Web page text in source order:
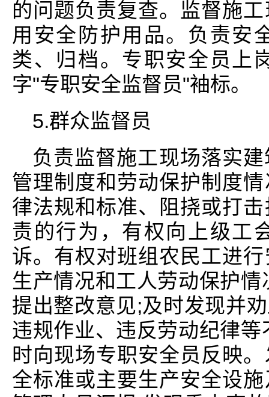
的问题负责复查。监督施
用安全防护用品。负责安
类、归档。专职安全员上
字"专职安全监督员"袖标。
5.群众监督员
负责监督施工现场落实
管理制度和劳动保护制度
律法规和标准、阻挠或打
责的行为，有权向上级工
诉。有权对班组农民工进
生产情况和工人劳动保护
提出整改意见;及时发现并
违规作业、违反劳动纪律
时向现场专职安全员反映
全标准或主要生产安全设